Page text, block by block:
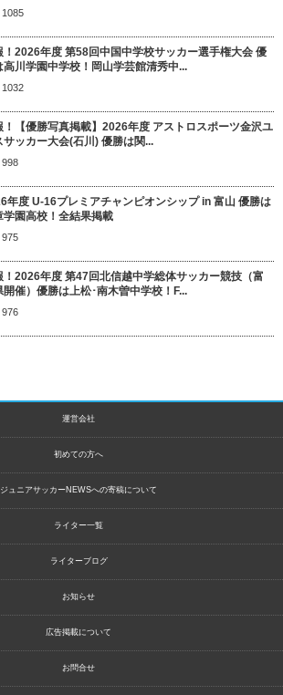
1085
！2026年度 第58回中国中学校サッカー選手権大会 優
高川学園中学校！岡山学芸館清秀中...
1032
！【優勝写真掲載】2026年度 アストロスポーツ金沢ユ
サッカー大会(石川) 優勝は関...
998
年度 U-16プレミアチャンピオンシップ in 富山 優勝は
学園高校！全結果掲載
975
！2026年度 第47回北信越中学総体サッカー競技（富
開催）優勝は上松･南木曽中学校！F...
976
運営会社
初めての方へ
ジュニアサッカーNEWSへの寄稿について
ライター一覧
ライターブログ
お知らせ
広告掲載について
お問合せ